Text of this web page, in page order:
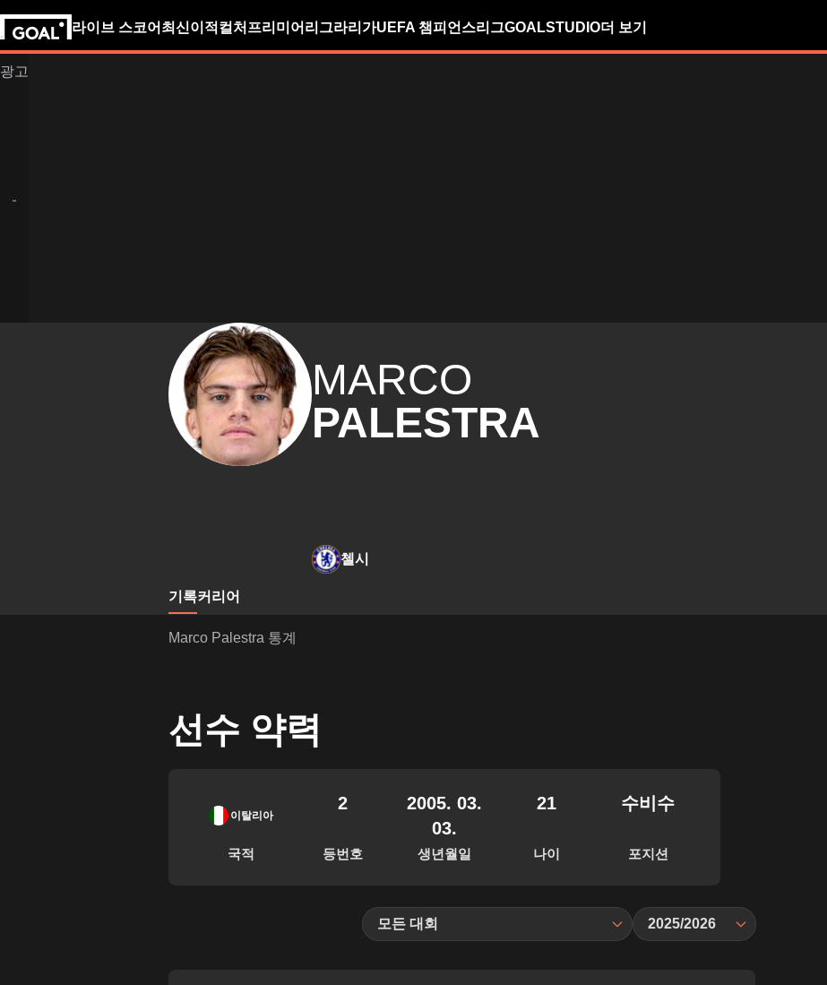
라이브 스코어 최신이적 컬처 프리미어리그라리가UEFA 챔피언스리그GOALSTUDIO더 보기
MARCO
PALESTRA
첼시
기록커리어
Marco Palestra 통계
선수 약력
이탈리아
국적
2
등번호
2005. 03.
03.
생년월일
21
나이
수비수
포지션
모든 대회 2025/2026